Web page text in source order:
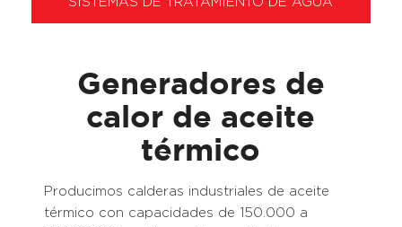
Generadores de
calor de aceite
térmico
Producimos calderas industriales de aceite
térmico con capacidades de 150.000 a